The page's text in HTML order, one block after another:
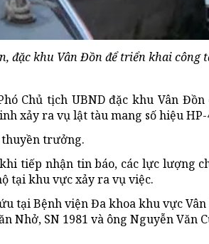
đặc khu Vân Đồn để triển khai công
Chủ tịch UBND đặc khu Vân Đồn
xảy ra vụ lật tàu mang số hiệu HP-
thuyền trưởng.
tiếp nhận tin báo, các lực lượng
tại khu vực xảy ra vụ việc.
tại Bệnh viện Đa khoa khu vực Vân
Nhở, SN 1981 và ông Nguyễn Văn